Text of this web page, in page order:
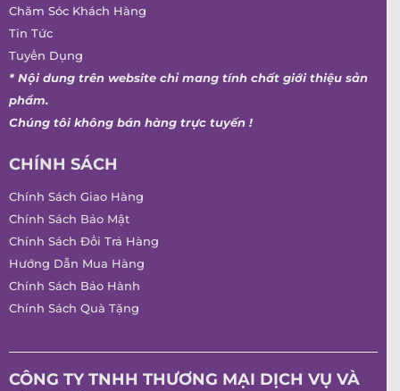
Chăm Sóc Khách Hàng
Tin Tức
Tuyển Dụng
* Nội dung trên website chỉ mang tính chất giới thiệu sản
phẩm.
Chúng tôi không bán hàng trực tuyến !
CHÍNH SÁCH
Chính Sách Giao Hàng
Chính Sách Bảo Mật
Chính Sách Đổi Trả Hàng
Hướng Dẫn Mua Hàng
Chính Sách Bảo Hành
Chính Sách Quà Tặng
CÔNG TY TNHH THƯƠNG MẠI DỊCH VỤ VÀ